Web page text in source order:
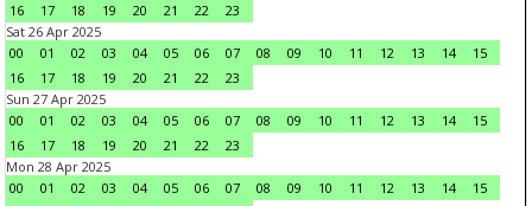
16
17 18 19 20 21 22
23
Sat 26 Apr 2025
00
01 02 03 04 05 06 07 08 09 10 11 12 13 14
15
16
17 18 19 20 21 22
23
Sun 27 Apr 2025
00
01 02 03 04 05 06 07 08 09 10 11 12 13 14
15
16
17 18 19 20 21 22
23
Mon 28 Apr 2025
00
01 02 03 04 05 06 07 08 09 10 11 12 13 14
15